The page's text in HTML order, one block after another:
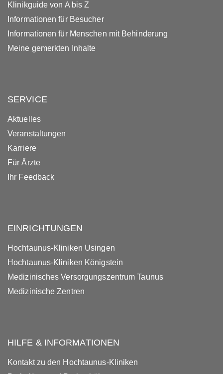
Klinikguide von A bis Z
Informationen für Besucher
Informationen für Menschen mit Behinderung
Meine gemerkten Inhalte
SERVICE
Aktuelles
Veranstaltungen
Karriere
Für Ärzte
Ihr Feedback
EINRICHTUNGEN
Hochtaunus-Kliniken Usingen
Hochtaunus-Kliniken Königstein
Medizinisches Versorgungszentrum Taunus
Medizinische Zentren
HILFE & INFORMATIONEN
Kontakt zu den Hochtaunus-Kliniken